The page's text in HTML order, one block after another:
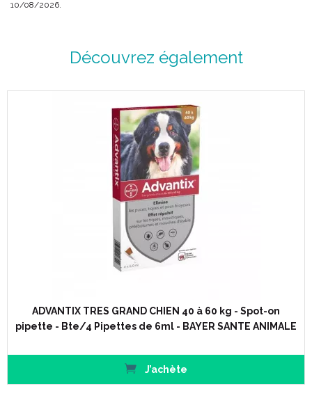
Code EAN : 4007221016847
10/08/2026.
Découvrez également
ADVANTIX TRES GRAND CHIEN 40 à 60 kg - Spot-on
pipette - Bte/4 Pipettes de 6ml - BAYER SANTE ANIMALE
J’achète